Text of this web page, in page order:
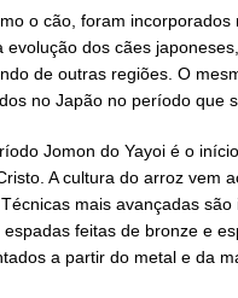
o cão, foram
evolução dos cães
de outras regiões. O
no Japão no período que
Jomon do Yayoi é o
A cultura do arroz vem
mais avançadas
feitas de bronze e
a partir do metal e da